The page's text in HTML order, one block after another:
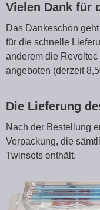
Vielen Dank für
Das Dankeschön
für die schnelle
anderem die
angeboten (derzeit
Die Lieferung
Nach der Bestellung
Verpackung, die
Twinsets enthält.